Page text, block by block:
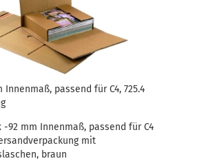
Innenmaß, passend für C4, 725.4
-92 mm Innenmaß, passend für C4
mit
braun